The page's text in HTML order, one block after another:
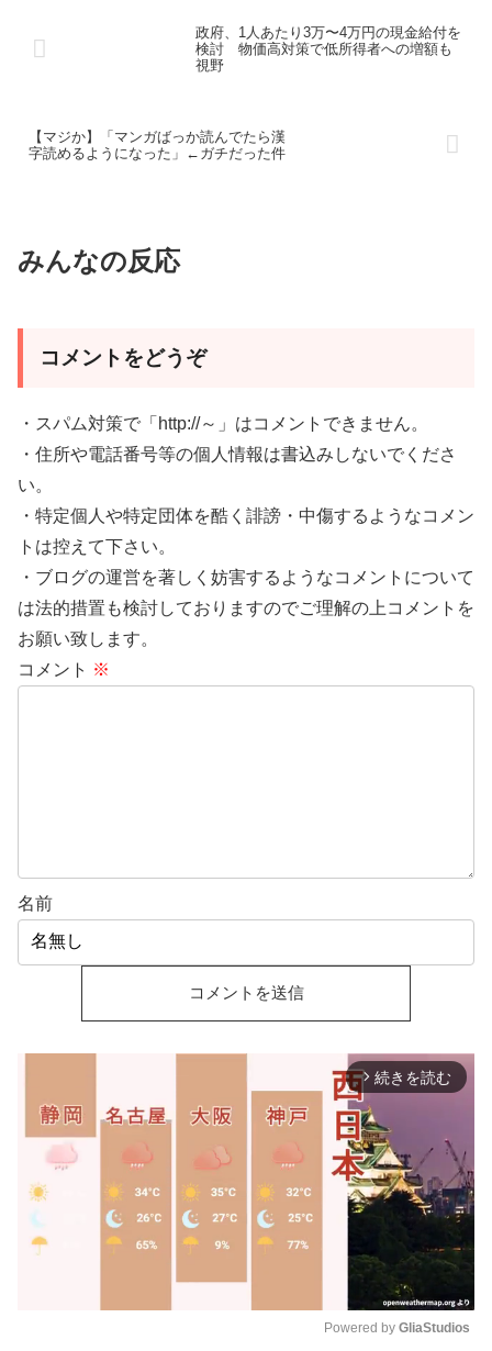
政府、1人あたり3万〜4万円の現金給付を
検討 物価高対策で低所得者への増額も
視野
【マジか】「マンガばっか読んでたら漢
字読めるようになった」←ガチだった件
みんなの反応
コメントをどうぞ
・スパム対策で「http://～」はコメントできません。
・住所や電話番号等の個人情報は書込みしないでくださ
い。
・特定個人や特定団体を酷く誹謗・中傷するようなコメン
トは控えて下さい。
・ブログの運営を著しく妨害するようなコメントについて
は法的措置も検討しておりますのでご理解の上コメントを
お願い致します。
コメント ※
名前
arrow_forward_ios 続きを読む
Powered by GliaStudios